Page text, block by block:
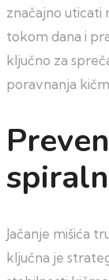
značajno uticati
tokom dana i
ključno za
poravnanja
Jačanje mišića
ključna je